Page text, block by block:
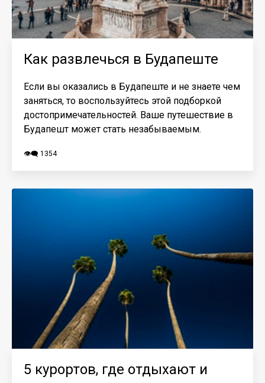
​Как развлечься в Будапеште
Если вы оказались в Будапеште и не знаете чем
заняться, то воспользуйтесь этой подборкой
достопримечательностей. Ваше путешествие в
Будапешт может стать незабываемым.
👁️‍🗨️ 1354
5 курортов, где отдыхают и